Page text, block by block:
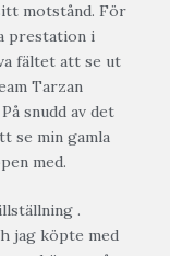
motstånd. För
prestation i
fältet att se ut
Tarzan
snudd av det
se min gamla
med.
.
jag köpte med